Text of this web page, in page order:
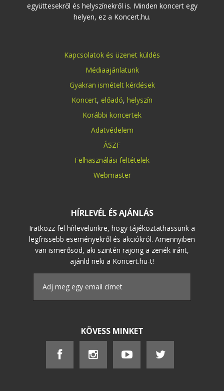
együttesekről és helyszínekről is. Minden koncert egy
helyen, ez a Koncert.hu.
Kapcsolatok és üzenet küldés
Médiaajánlatunk
Gyakran ismételt kérdések
Koncert, előadó, helyszín
Korábbi koncertek
Adatvédelem
ÁSZF
Felhasználási feltételek
Webmaster
HÍRLEVÉL ÉS AJÁNLÁS
Iratkozz fel hírlevelünkre, hogy tájékoztathassunk a
legfrissebb eseményekről és akciókról. Amennyiben
van ismerősöd, aki szintén rajong a zenék iránt,
ajánld neki a Koncert.hu-t!
KÖVESS MINKET